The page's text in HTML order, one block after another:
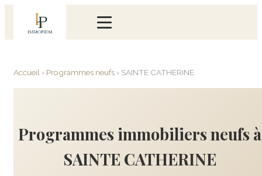
Accueil › Programmes neufs › SAINTE CATHERINE
Programmes immobiliers neufs à
SAINTE CATHERINE